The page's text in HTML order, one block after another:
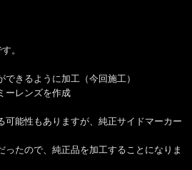
。
きるように加工（今回施工）
ーレンズを作成
可能性もありますが、純正サイドマーカー
ったので、純正品を加工することになりま